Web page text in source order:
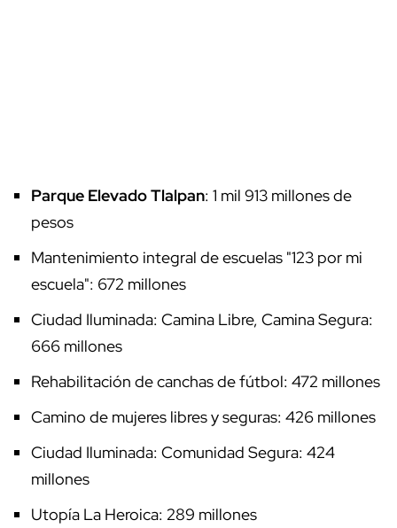
Parque Elevado Tlalpan: 1 mil 913 millones de
pesos
Mantenimiento integral de escuelas "123 por mi
escuela": 672 millones
Ciudad Iluminada: Camina Libre, Camina Segura:
666 millones
Rehabilitación de canchas de fútbol: 472 millones
Camino de mujeres libres y seguras: 426 millones
Ciudad Iluminada: Comunidad Segura: 424
millones
Utopía La Heroica: 289 millones